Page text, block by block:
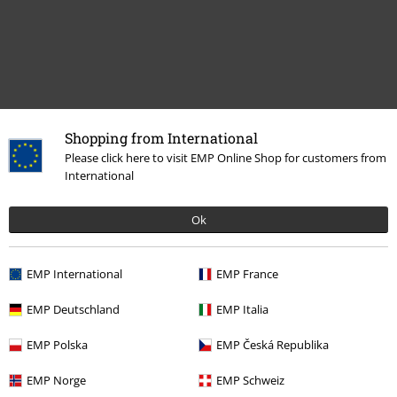
Shopping from International
Please click here to visit EMP Online Shop for customers from
International
Ok
EMP International EMP France
EMP Deutschland EMP Italia
EMP Polska EMP Česká Republika
EMP Norge EMP Schweiz
Meer categorieën. Meer opties.
Stijlen Zwarte kleding Zwarte jassen
Vrouwen Kleding Jassen Korte jassen
Sale % Kleding Jassen
Sale % Vrouwen
Grote maten